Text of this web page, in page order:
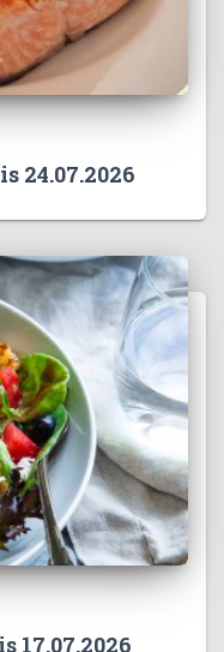
24.07.2026
17.07.2026